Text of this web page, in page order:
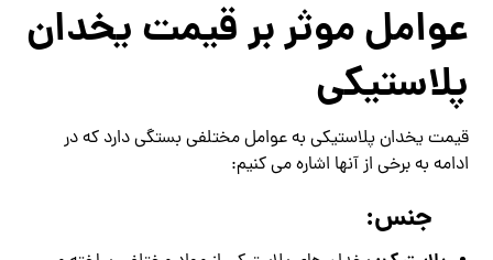
عوامل موثر بر قیمت یخدان
پلاستیکی
قیمت یخدان پلاستیکی به عوامل مختلفی بستگی دارد که در
ادامه به برخی از آنها اشاره می‌ کنیم:
جنس: